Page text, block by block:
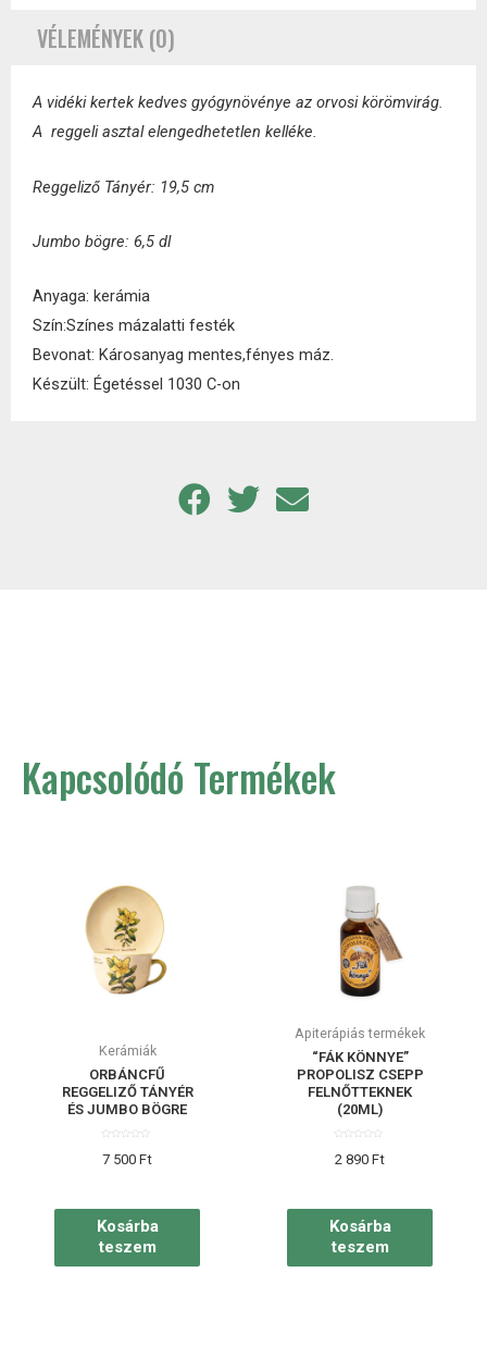
VÉLEMÉNYEK (0)
A vidéki kertek kedves gyógynövénye az orvosi körömvirág.
A reggeli asztal elengedhetetlen kelléke.
Reggeliző Tányér: 19,5 cm
Jumbo bögre: 6,5 dl
Anyaga: kerámia
Szín:Színes mázalatti festék
Bevonat: Károsanyag mentes,fényes máz.
Készült: Égetéssel 1030 C-on
Kapcsolódó Termékek
Kerámiák
ORBÁNCFŰ
REGGELIZŐ TÁNYÉR
ÉS JUMBO BÖGRE
0
/
7 500 Ft
Kosárba
teszem
Apiterápiás termékek
“FÁK KÖNNYE”
PROPOLISZ CSEPP
FELNŐTTEKNEK
(20ML)
0
/2 890 Ft
Kosárba
teszem